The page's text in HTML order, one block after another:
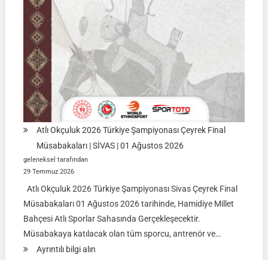
LİSTELERİ
Atlı Okçuluk 2026 Türkiye Şampiyonası Çeyrek Final
Müsabakaları | SİVAS | 01 Ağustos 2026
geleneksel tarafından
29 Temmuz 2026
Atlı Okçuluk 2026 Türkiye Şampiyonası Sivas Çeyrek Final
Müsabakaları 01 Ağustos 2026 tarihinde, Hamidiye Millet
Bahçesi Atlı Sporlar Sahasında Gerçekleşecektir.
Müsabakaya katılacak olan tüm sporcu, antrenör ve…
Ayrıntılı bilgi alın: